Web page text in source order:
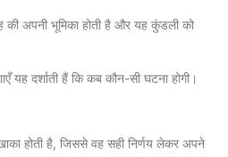
की अपनी भूमिका होती है और यह कुंडली को
यह दर्शाती हैं कि कब कौन-सी घटना होगी।
होती है, जिससे वह सही निर्णय लेकर अपने